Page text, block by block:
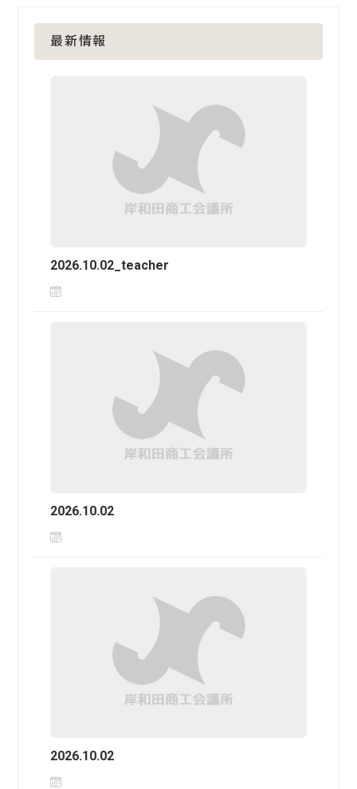
最新情報
2026.10.02_teacher
2026.10.02
2026.10.02